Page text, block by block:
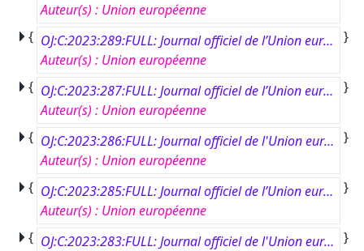
Auteur(s) : Union européenne
{
OJ:C:2023:289:FULL: Journal officiel de l’Union européenne, C 289, 17 août 2023
Auteur(s) : Union européenne
}
{
OJ:C:2023:287:FULL: Journal officiel de l’Union européenne, C 287, 16 août 2023
Auteur(s) : Union européenne
}
{
OJ:C:2023:286:FULL: Journal officiel de l'Union européenne, C 286, 14 août 2023
Auteur(s) : Union européenne
}
{
OJ:C:2023:285:FULL: Journal officiel de l’Union européenne, C 285, 14 août 2023
Auteur(s) : Union européenne
}
{
OJ:C:2023:283:FULL: Journal officiel de l'Union européenne, C 283, 11 août 2023 }